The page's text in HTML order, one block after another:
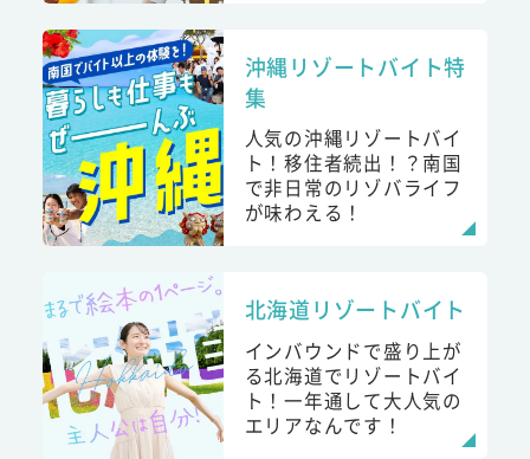
沖縄リゾートバイト特
集
人気の沖縄リゾートバイ
ト！移住者続出！？南国
で非日常のリゾバライフ
が味わえる！
北海道リゾートバイト
インバウンドで盛り上が
る北海道でリゾートバイ
ト！一年通して大人気の
エリアなんです！